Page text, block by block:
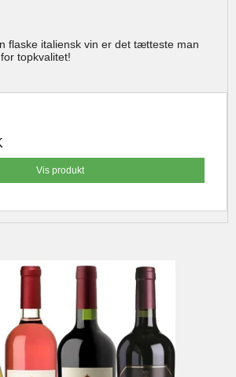
flaske italiensk vin er det tætteste man
topkvalitet!
Vis produkt